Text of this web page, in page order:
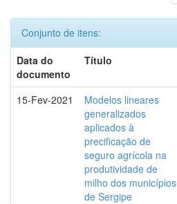
Conjunto de itens:
Data do
documento
Título
15-Fev-2021
Modelos lineares
generalizados
aplicados à
precificação de
seguro agrícola na
produtividade de
milho dos municípios
de Sergipe